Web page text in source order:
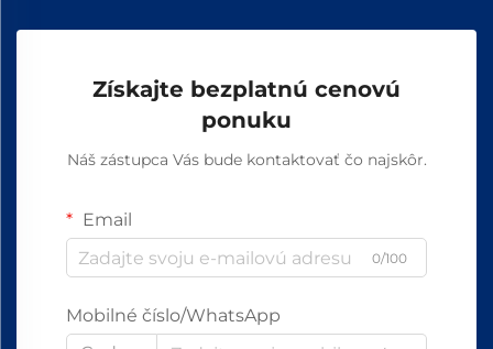
Získajte bezplatnú cenovú
ponuku
Náš zástupca Vás bude kontaktovať čo najskôr.
Email
0/100
Mobilné číslo/WhatsApp